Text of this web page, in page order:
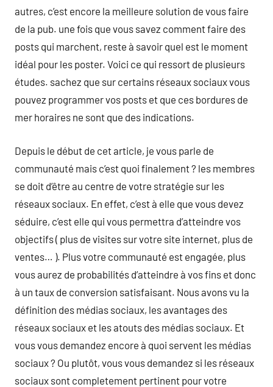
autres, c’est encore la meilleure solution de vous faire
de la pub. une fois que vous savez comment faire des
posts qui marchent, reste à savoir quel est le moment
idéal pour les poster. Voici ce qui ressort de plusieurs
études. sachez que sur certains réseaux sociaux vous
pouvez programmer vos posts et que ces bordures de
mer horaires ne sont que des indications.
Depuis le début de cet article, je vous parle de
communauté mais c’est quoi finalement ? les membres
se doit d’être au centre de votre stratégie sur les
réseaux sociaux. En effet, c’est à elle que vous devez
séduire, c’est elle qui vous permettra d’atteindre vos
objectifs ( plus de visites sur votre site internet, plus de
ventes… ). Plus votre communauté est engagée, plus
vous aurez de probabilités d’atteindre à vos fins et donc
à un taux de conversion satisfaisant. Nous avons vu la
définition des médias sociaux, les avantages des
réseaux sociaux et les atouts des médias sociaux. Et
vous vous demandez encore à quoi servent les médias
sociaux ? Ou plutôt, vous vous demandez si les réseaux
sociaux sont completement pertinent pour votre